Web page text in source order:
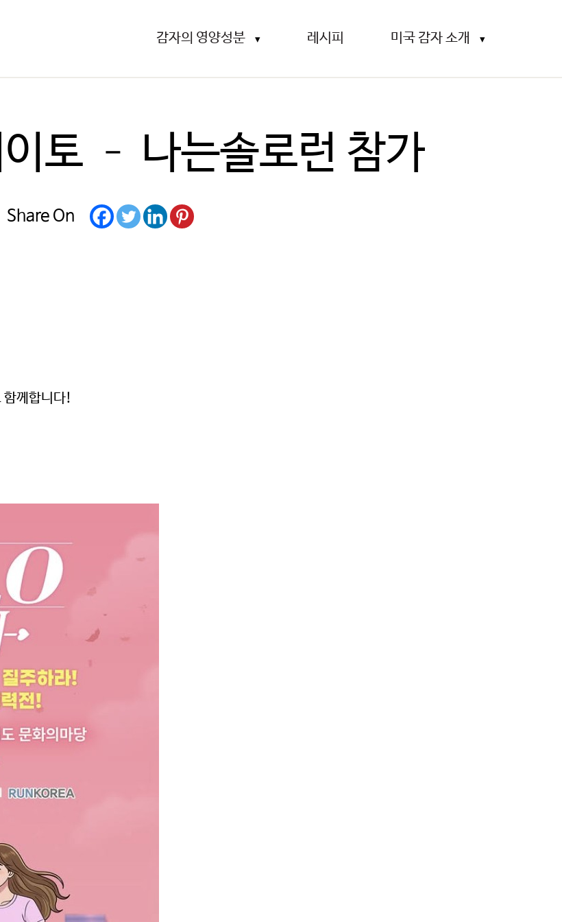
감자의 영양성분 레시피 미국 감자 소개
감자협회 경고
리하는 웹사이트 링크를 클릭했으며 미국 감자협회
를 나가려고 합니다. 이 외부링크는 제3자 웹사이트,
소유로 미국 감자협회는 연결된 링크 내용의 사실과
본질에 대한 책임을 지지 않습니다.
클릭하고, 사용 중인 potatoesusa-korea.com 으로
가려면 ‘취소’를 눌러주시길 바랍니다.
OK
토 – 나는솔로런 참가
Share On
함께합니다!